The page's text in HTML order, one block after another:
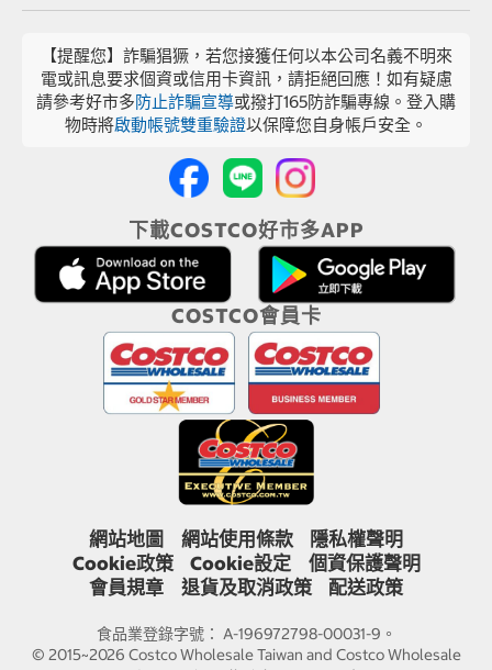
【提醒您】詐騙猖獗，若您接獲任何以本公司名義不明來
電或訊息要求個資或信用卡資訊，請拒絕回應！如有疑慮
請參考好市多防止詐騙宣導或撥打165防詐騙專線。登入購
物時將啟動帳號雙重驗證以保障您自身帳戶安全。
下載COSTCO好市多APP
COSTCO會員卡
網站地圖 網站使用條款
隱私權聲明
Cookie政策
Cookie設定
個資保護聲明
會員規章
退貨及取消政策 配送政策
食品業登錄字號： A-196972798-00031-9。
© 2015~2026 Costco Wholesale Taiwan and Costco Wholesale